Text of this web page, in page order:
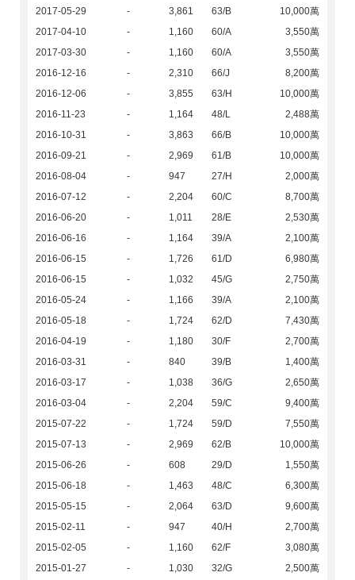
2017-05-29
- 3,861 63/B
10,000萬
2017-04-10
- 1,160 60/A
3,550萬
2017-03-30
- 1,160 60/A
3,550萬
2016-12-16
- 2,310 66/J
8,200萬
2016-12-06
- 3,855 63/H
10,000萬
2016-11-23
- 1,164 48/L
2,488萬
2016-10-31
- 3,863 66/B
10,000萬
2016-09-21
- 2,969 61/B
10,000萬
2016-08-04
- 947 27/H
2,000萬
2016-07-12
- 2,204 60/C
8,700萬
2016-06-20
- 1,011 28/E
2,530萬
2016-06-16
- 1,164 39/A
2,100萬
2016-06-15
- 1,726 61/D
6,980萬
2016-06-15
- 1,032 45/G
2,750萬
2016-05-24
- 1,166 39/A
2,100萬
2016-05-18
- 1,724 62/D
7,430萬
2016-04-19
- 1,180 30/F
2,700萬
2016-03-31
- 840 39/B
1,400萬
2016-03-17
- 1,038 36/G
2,650萬
2016-03-04
- 2,204 59/C
9,400萬
2015-07-22
- 1,724 59/D
7,550萬
2015-07-13
- 2,969 62/B
10,000萬
2015-06-26
- 608 29/D
1,550萬
2015-06-18
- 1,463 48/C
6,300萬
2015-05-15
- 2,064 63/D
9,600萬
2015-02-11
- 947 40/H
2,700萬
2015-02-05
- 1,160 62/F
3,080萬
2015-01-27
- 1,030 32/G 2,500萬